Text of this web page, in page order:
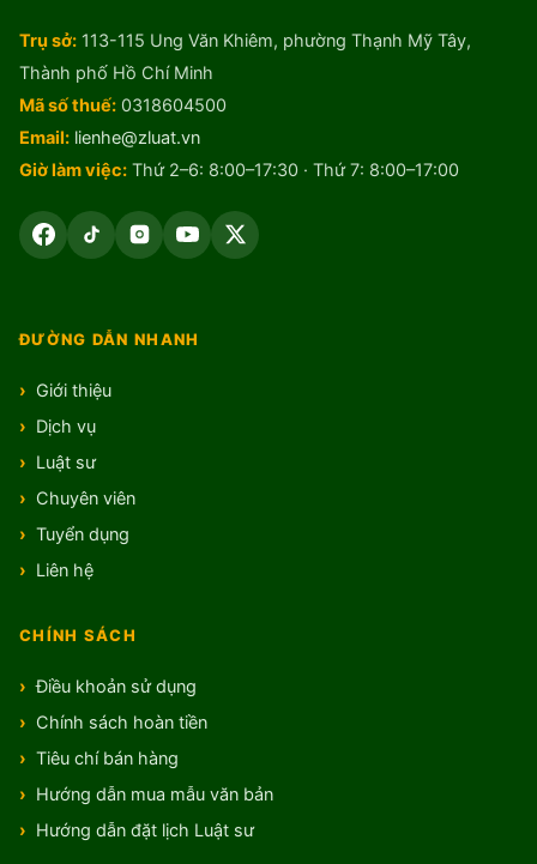
Trụ sở: 113-115 Ung Văn Khiêm, phường Thạnh Mỹ Tây,
Thành phố Hồ Chí Minh
Mã số thuế: 0318604500
Email: lienhe@zluat.vn
Giờ làm việc: Thứ 2–6: 8:00–17:30 · Thứ 7: 8:00–17:00
ĐƯỜNG DẪN NHANH
Giới thiệu
Dịch vụ
Luật sư
Chuyên viên
Tuyển dụng
Liên hệ
CHÍNH SÁCH
Điều khoản sử dụng
Chính sách hoàn tiền
Tiêu chí bán hàng
Hướng dẫn mua mẫu văn bản
Hướng dẫn đặt lịch Luật sư